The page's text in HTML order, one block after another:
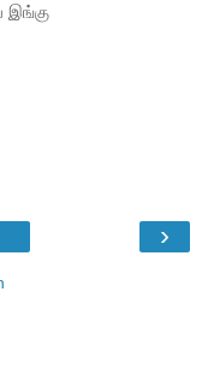
இங்கு
›